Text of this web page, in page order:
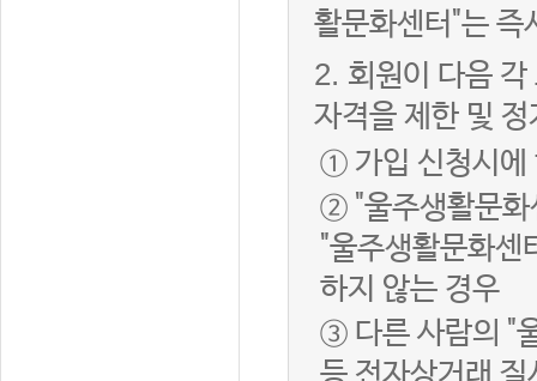
활문화센터"는 즉
2. 회원이 다음
자격을 제한 및
① 가입 신청시에
② "울주생활문화
"울주생활문화센
하지 않는 경우
③ 다른 사람의 "